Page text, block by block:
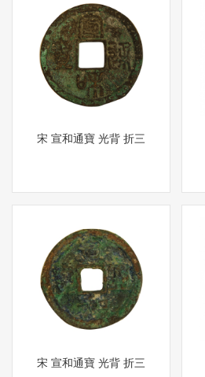
宋 宣和通寶 光背 折三
宋 宣和通寶 光背 折三